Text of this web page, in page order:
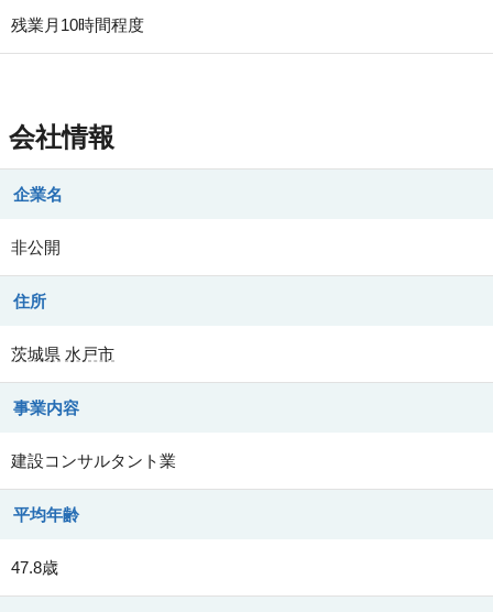
残業月10時間程度
会社情報
企業名
非公開
住所
茨城県 水戸市
事業内容
建設コンサルタント業
平均年齢
47.8歳